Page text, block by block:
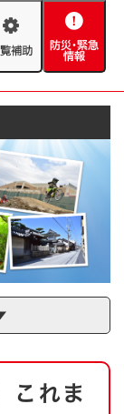
防
緊
情
報
箇所
これま